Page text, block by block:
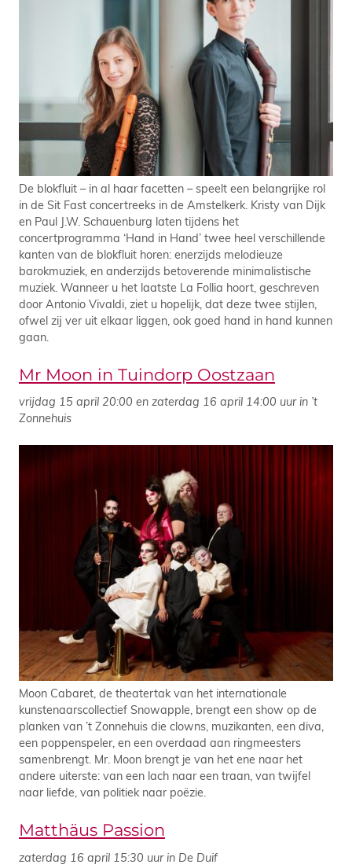
De blokfluit – in al haar facetten – speelt een belangrijke rol
in de Sit Fast concertreeks in de Amstelkerk. Kristy van Dijk
en Paul J.W. Schauenburg laten tijdens het
concertprogramma ‘Hand in Hand’ twee heel verschillende
kanten van de blokfluit horen: enerzijds melodieuze
barokmuziek, en anderzijds betoverende minimalistische
muziek. Wanneer u het laatste La Follia hoort, geschreven
door Antonio Vivaldi, ziet u hopelijk, dat deze twee stijlen,
ofwel zij ver uit elkaar liggen, ook goed hand in hand kunnen
gaan.
Mr Moon in Tuindorp Oostzaan
vrijdag 15 april 20:00 en zaterdag 16 april 14:00 uur in ’t
Zonnehuis
Moon Cabaret, de theatertak van het internationale
kunstenaarscollectief Snowapple, brengt een show op de
planken van ’t Zonnehuis die clowns, muzikanten, een diva,
een poppenspeler, en een overdaad aan ringmeesters
samenbrengt. Mr. Moon brengt je van het ene naar het
andere uiterste: van een lach naar een traan, van twijfel
naar liefde, van politiek naar poëzie.
Matthäus Passion
zaterdag 16 april 15:30 uur in De Duif